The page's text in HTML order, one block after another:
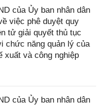
của Ủy ban nhân dân
việc phê duyệt quy
tử giải quyết thủ tục
chức năng quản lý của
xuất và công nghiệp
của Ủy ban nhân dân